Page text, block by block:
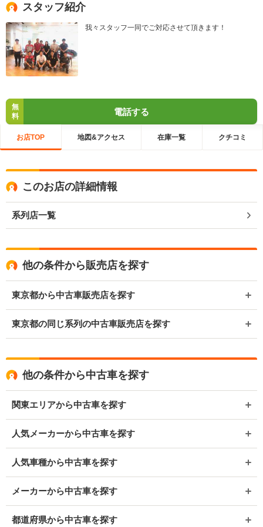
スタッフ紹介
我々スタッフ一同でご対応させて頂きます！
無
料
電話する
お店TOP 地図&アクセス 在庫一覧 クチコミ
このお店の詳細情報
系列店一覧
他の条件から販売店を探す
東京都から中古車販売店を探す
東京都の同じ系列の中古車販売店を探す
他の条件から中古車を探す
関東エリアから中古車を探す
人気メーカーから中古車を探す
人気車種から中古車を探す
メーカーから中古車を探す
都道府県から中古車を探す